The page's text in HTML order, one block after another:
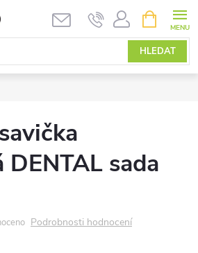
HLEDAT
NÁKUPNÍ
KOŠÍK
sada
Podrobnosti hodnocení